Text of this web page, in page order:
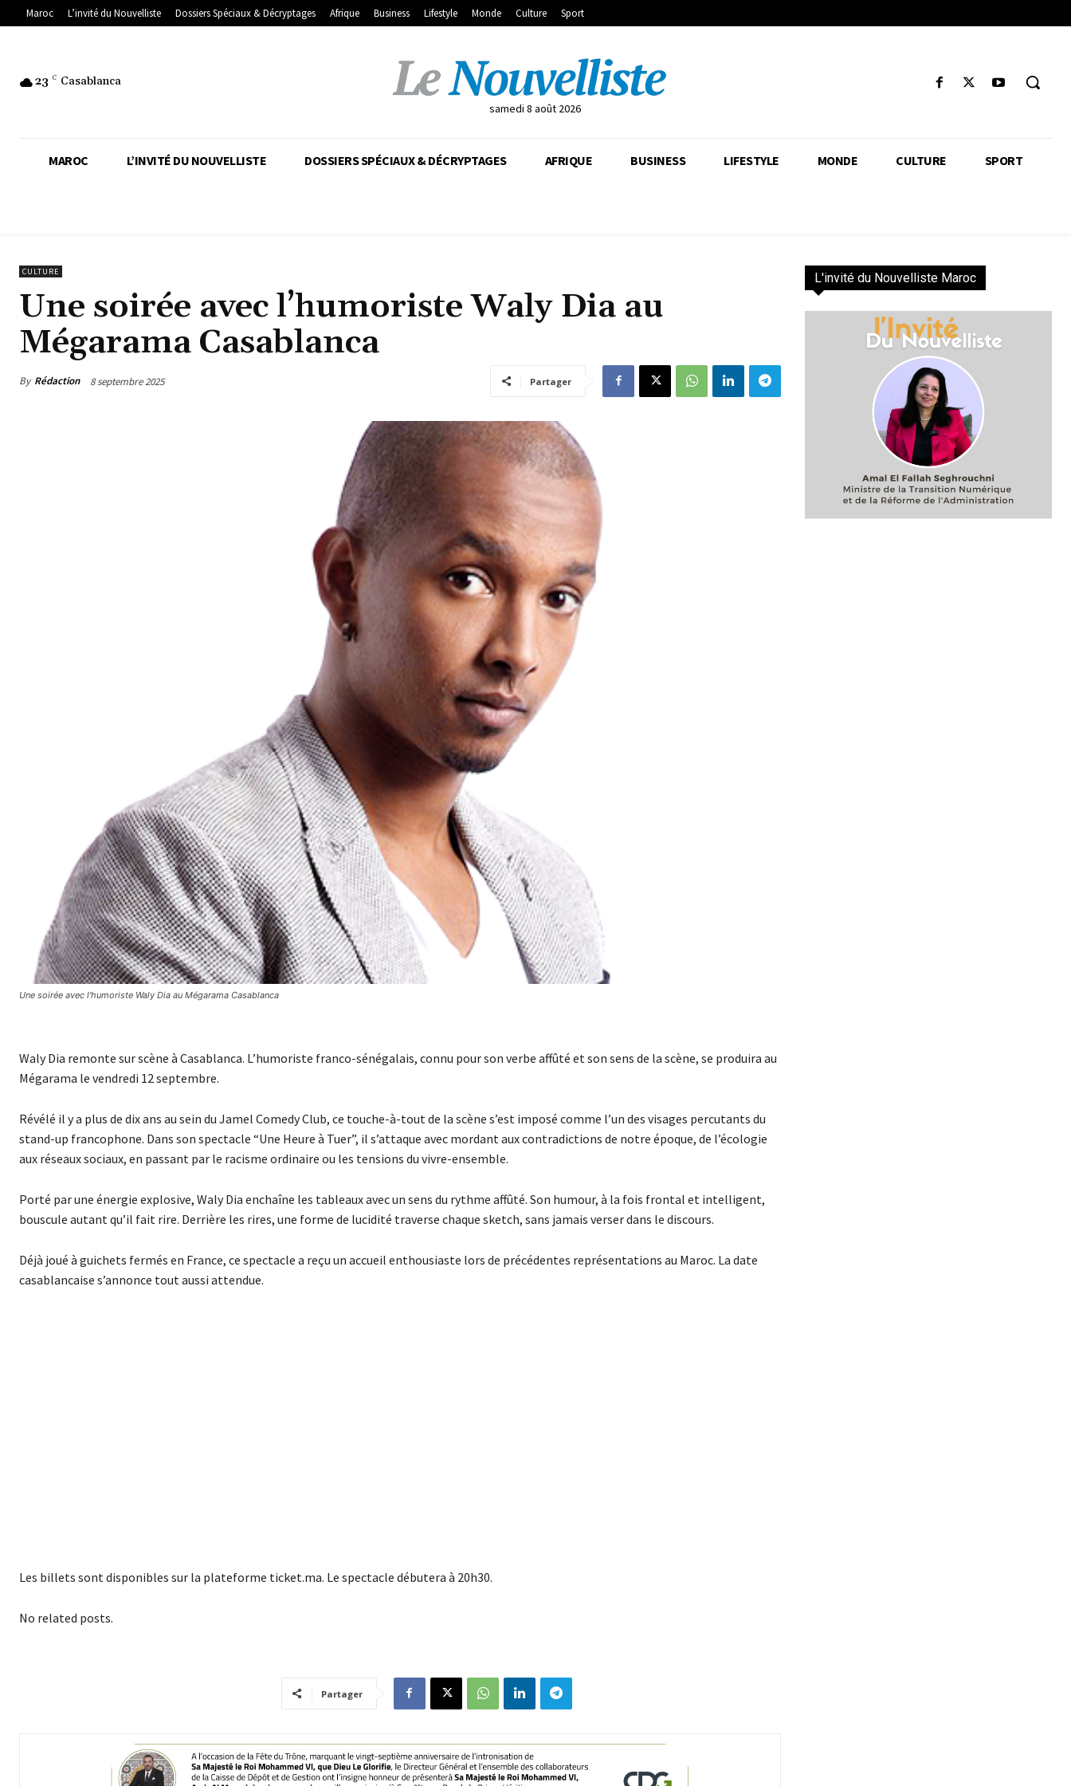
Maroc L’invité du Nouvelliste Dossiers Spéciaux & Décryptages Afrique Business Lifestyle Monde Culture Sport
23 C Casablanca
samedi 8 août 2026
MAROC L’INVITÉ DU NOUVELLISTE DOSSIERS SPÉCIAUX & DÉCRYPTAGES AFRIQUE BUSINESS LIFESTYLE MONDE CULTURE SPORT
CULTURE
Une soirée avec l’humoriste Waly Dia au
Mégarama Casablanca
By Rédaction 8 septembre 2025 Partager
Une soirée avec l'humoriste Waly Dia au Mégarama Casablanca
Waly Dia remonte sur scène à Casablanca. L’humoriste franco-sénégalais, connu pour son verbe affûté et son sens de la scène, se produira au
Mégarama le vendredi 12 septembre.
Révélé il y a plus de dix ans au sein du Jamel Comedy Club, ce touche-à-tout de la scène s’est imposé comme l’un des visages percutants du
stand-up francophone. Dans son spectacle “Une Heure à Tuer”, il s’attaque avec mordant aux contradictions de notre époque, de l’écologie
aux réseaux sociaux, en passant par le racisme ordinaire ou les tensions du vivre-ensemble.
Porté par une énergie explosive, Waly Dia enchaîne les tableaux avec un sens du rythme affûté. Son humour, à la fois frontal et intelligent,
bouscule autant qu’il fait rire. Derrière les rires, une forme de lucidité traverse chaque sketch, sans jamais verser dans le discours.
Déjà joué à guichets fermés en France, ce spectacle a reçu un accueil enthousiaste lors de précédentes représentations au Maroc. La date
casablancaise s’annonce tout aussi attendue.
Les billets sont disponibles sur la plateforme ticket.ma. Le spectacle débutera à 20h30.
No related posts.
Partager
L'invité du Nouvelliste Maroc